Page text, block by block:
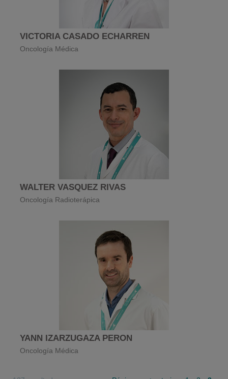
VICTORIA CASADO ECHARREN
Oncología Médica
WALTER VASQUEZ RIVAS
Oncología Radioterápica
YANN IZARZUGAZA PERON
Oncología Médica